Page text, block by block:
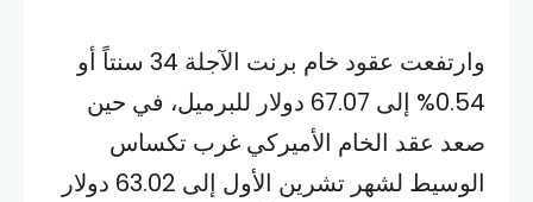
وارتفعت عقود خام برنت الآجلة 34 سنتاً أو
0.54% إلى 67.07 دولار للبرميل، في حين
صعد عقد الخام الأميركي غرب تكساس
الوسيط لشهر تشرين الأول إلى 63.02 دولار